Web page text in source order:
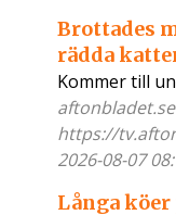
Brottades
rädda
Kommer till
https://
2026-08-07
Långa